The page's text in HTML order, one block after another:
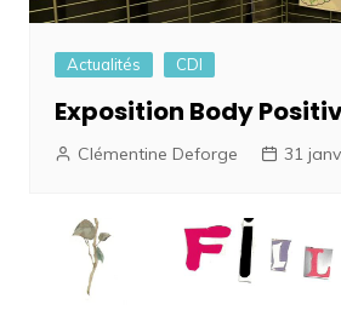
Actualités CDI
Exposition Body
Clémentine Deforge 31